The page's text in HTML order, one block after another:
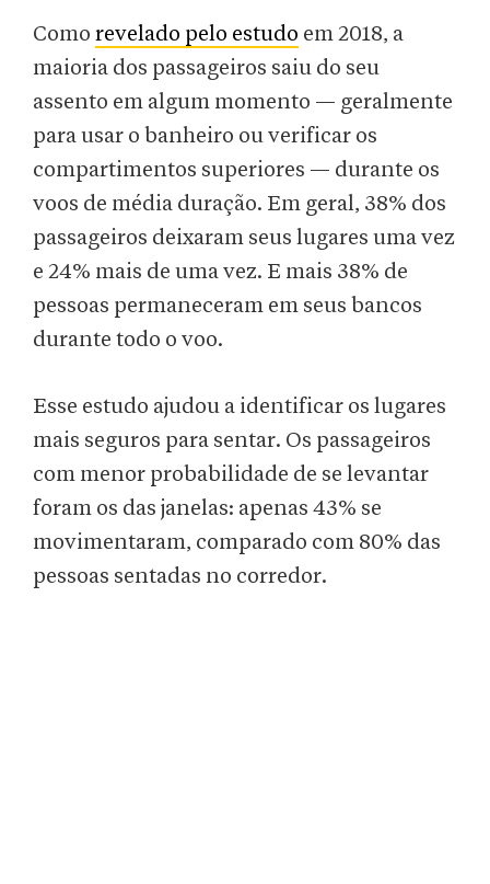
Como revelado pelo estudo em 2018, a
maioria dos passageiros saiu do seu
assento em algum momento — geralmente
para usar o banheiro ou verificar os
compartimentos superiores — durante os
voos de média duração. Em geral, 38% dos
passageiros deixaram seus lugares uma vez
e 24% mais de uma vez. E mais 38% de
pessoas permaneceram em seus bancos
durante todo o voo.
Esse estudo ajudou a identificar os lugares
mais seguros para sentar. Os passageiros
com menor probabilidade de se levantar
foram os das janelas: apenas 43% se
movimentaram, comparado com 80% das
pessoas sentadas no corredor.